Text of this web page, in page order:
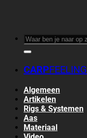
Zoeken
naar:
CARPFEELING
Algemeen
Artikelen
Rigs & Systemen
Aas
Materiaal